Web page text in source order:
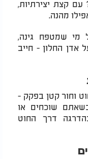
עם קצת יצירתיות,
מהנה.
מי שמטפח גינה,
אדן החלון - חייב
וחור קטן בפקק -
שוכחים או
דרך החוט